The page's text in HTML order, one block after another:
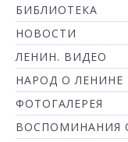
БИБЛИОТЕКА
НОВОСТИ
ЛЕНИН. ВИДЕО
НАРОД О ЛЕНИНЕ
ФОТОГАЛЕРЕЯ
ВОСПОМИНАНИЯ